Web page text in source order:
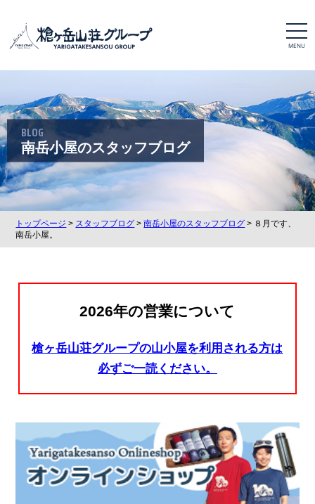
t
o
g
l
n
a
v
g
a
o
n
BLOG
南岳小屋のスタッフブログ
トップページ > スタッフブログ >南岳小屋のスタッフブログ > ８月です、
南岳小屋。
2026年の営業について
槍ヶ岳山荘グループの山小屋を利用される方は
必ずご一読ください。